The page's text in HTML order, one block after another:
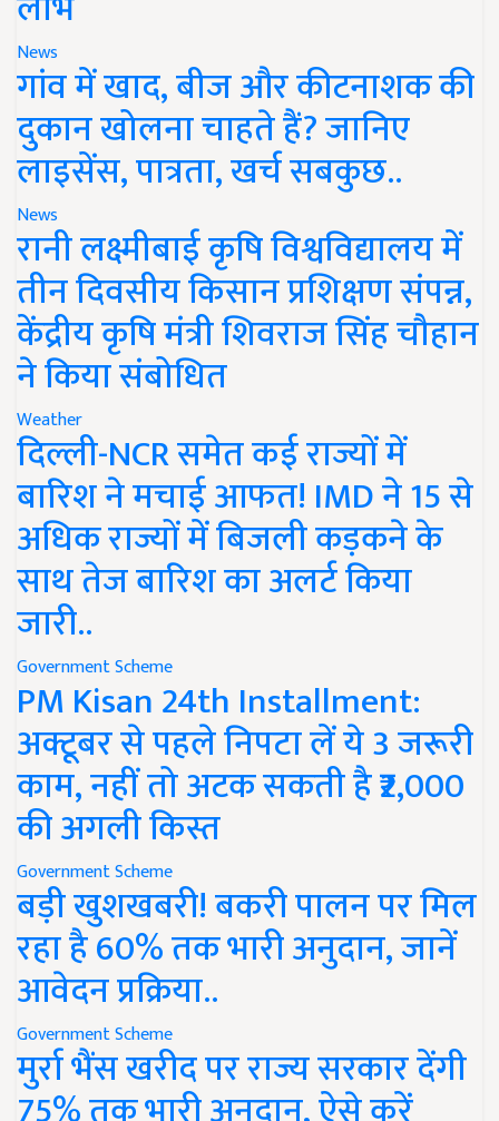
News
गांव में खाद, बीज और कीटनाशक की
दुकान खोलना चाहते हैं? जानिए
लाइसेंस, पात्रता, खर्च सबकुछ..
News
रानी लक्ष्मीबाई कृषि विश्वविद्यालय में
तीन दिवसीय किसान प्रशिक्षण संपन्न,
केंद्रीय कृषि मंत्री शिवराज सिंह चौहान
ने किया संबोधित
Weather
दिल्ली-NCR समेत कई राज्यों में
बारिश ने मचाई आफत! IMD ने 15 से
अधिक राज्यों में बिजली कड़कने के
साथ तेज बारिश का अलर्ट किया
जारी..
Government Scheme
PM Kisan 24th Installment:
अक्टूबर से पहले निपटा लें ये 3 जरूरी
काम, नहीं तो अटक सकती है ₹2,000
की अगली किस्त
Government Scheme
बड़ी खुशखबरी! बकरी पालन पर मिल
रहा है 60% तक भारी अनुदान, जानें
आवेदन प्रक्रिया..
Government Scheme
मुर्रा भैंस खरीद पर राज्य सरकार देंगी